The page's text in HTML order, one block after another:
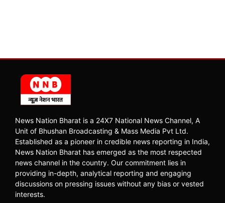
News Nation Bharat is a 24X7 National News Channel, A
Unit of Bhushan Broadcasting & Mass Media Pvt Ltd.
Established as a pioneer in credible news reporting in India,
News Nation Bharat has emerged as the most respected
news channel in the country. Our commitment lies in
providing in-depth, analytical reporting and engaging
discussions on pressing issues without any bias or vested
interests.